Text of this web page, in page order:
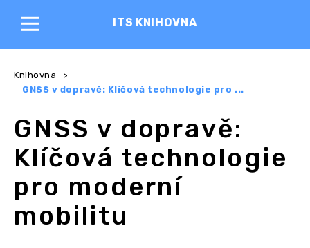
ITS KNIHOVNA
Knihovna
>
GNSS v dopravě: Klíčová technologie pro ...
GNSS v dopravě:
Klíčová technologie
pro moderní
mobilitu